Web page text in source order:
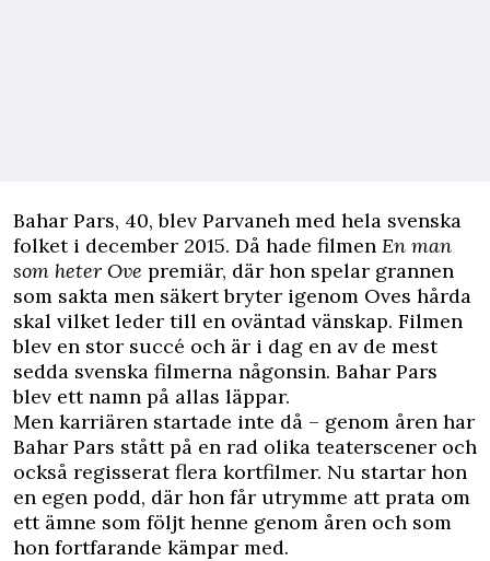
Bahar Pars, 40, blev Parvaneh med hela svenska
folket i december 2015. Då hade filmen En man
som heter Ove premiär, där hon spelar grannen
som sakta men säkert bryter igenom Oves hårda
skal vilket leder till en oväntad vänskap. Filmen
blev en stor succé och är i dag en av de mest
sedda svenska filmerna någonsin. Bahar Pars
blev ett namn på allas läppar.
Men karriären startade inte då – genom åren har
Bahar Pars stått på en rad olika teaterscener och
också regisserat flera kortfilmer. Nu startar hon
en egen podd, där hon får utrymme att prata om
ett ämne som följt henne genom åren och som
hon fortfarande kämpar med.